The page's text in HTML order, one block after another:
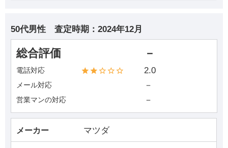
50代男性 査定時期： 2024年12月
総合評価 －
電話対応 2.0
メール対応 －
営業マンの対応 －
メーカー マツダ